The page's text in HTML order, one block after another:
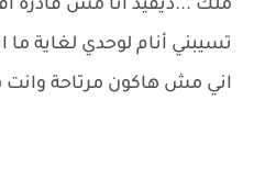
ملك ...ديفيد أنا مش قادرة
تسيبني أنام لوحدي لغاية
اني مش هاكون مرتاحة وانت